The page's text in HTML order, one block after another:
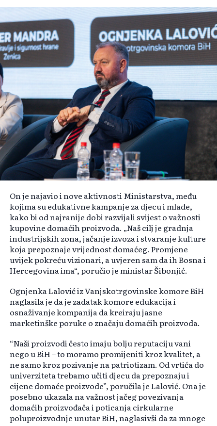
On je najavio i nove aktivnosti Ministarstva, među
kojima su edukativne kampanje za djecu i mlade,
kako bi od najranije dobi razvijali svijest o važnosti
kupovine domaćih proizvoda. „Naš cilj je gradnja
industrijskih zona, jačanje izvoza i stvaranje kulture
koja prepoznaje vrijednost domaćeg. Promjene
uvijek pokreću vizionari, a uvjeren sam da ih Bosna i
Hercegovina ima“, poručio je ministar Šibonjić.
Ognjenka Lalović iz Vanjskotrgovinske komore BiH
naglasila je da je zadatak komore edukacija i
osnaživanje kompanija da kreiraju jasne
marketinške poruke o značaju domaćih proizvoda.
“Naši proizvodi često imaju bolju reputaciju vani
nego u BiH – to moramo promijeniti kroz kvalitet, a
ne samo kroz pozivanje na patriotizam. Od vrtića do
univerziteta trebamo učiti djecu da prepoznaju i
cijene domaće proizvode”, poručila je Lalović. Ona je
posebno ukazala na važnost jačeg povezivanja
domaćih proizvođača i poticanja cirkularne
poluproizvodnje unutar BiH, naglasivši da za mnoge